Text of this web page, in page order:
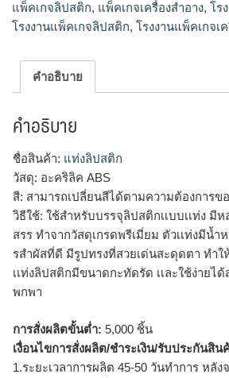
แพ็คเกจลิปสติก, แพ็คเกจเครื่องสำอาง, โร
โรงงานแพ็คเกจลิปสติก, โรงงานแพ็คเกจเ
คำอธิบาย
คำอธิบาย
ชื่อสินค้า: แท่งลิปสติก
วัสดุ: อะคริลิค ABS
สี: สามารถเปลี่ยนสีได้ตามความต้องการข
วิธีใช้: ใช้สำหรับบรรจุลิปสติกเเบบเเท่ง มี
สรร ทำจากวัสดุเกรดพรีเมี่ยม ตัวเเท่งมีน้ำ
รสำผัสที่ดี มีรูปทรงที่สวยเด่นสะดุดตา ทำใ
เเท่งลิปสติกมีขนาดกะทัดรัด เเละใช้ง่ายไ
พกพา
การสั่งผลิตขั้นต่ำ: 5,000 ชิ้น
เงื่อนไขการสั่งผลิต/ชำระเงิน/รับประกันสิน
1.ระยะเวลาการผลิต 45-50 วันทำการ หลัง